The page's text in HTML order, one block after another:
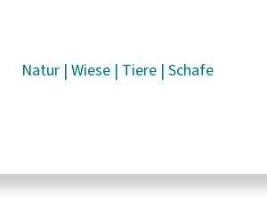
Natur |Wiese | Tiere |Schafe